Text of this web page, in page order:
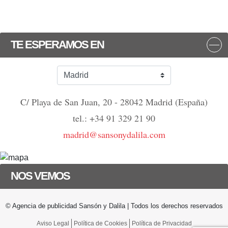
TE ESPERAMOS EN
C/ Playa de San Juan, 20 - 28042 Madrid (España)
tel.: +34 91 329 21 90
madrid@sansonydalila.com
NOS VEMOS
© Agencia de publicidad Sansón y Dalila | Todos los derechos reservados
Aviso Legal Política de Cookies Política de Privacidad